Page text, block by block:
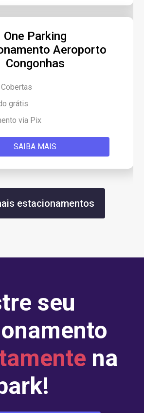
One Parking
Aeroporto
Congonhas
grátis
via Pix
SAIBA MAIS
estacionamentos
seu
na